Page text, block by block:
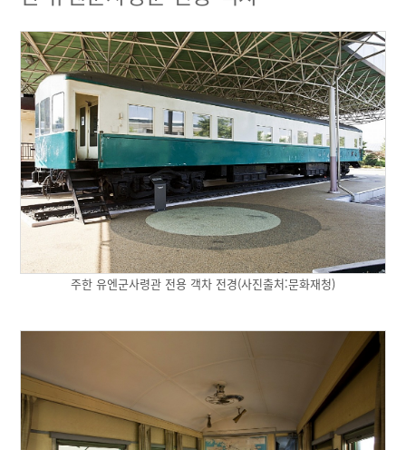
주한 유엔군사령관 전용 객차 전경(사진출처:문화재청)